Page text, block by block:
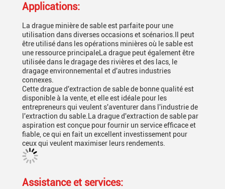
Applications:
La drague minière de sable est parfaite pour une
utilisation dans diverses occasions et scénarios.Il peut
être utilisé dans les opérations minières où le sable est
une ressource principaleLa drague peut également être
utilisée dans le dragage des rivières et des lacs, le
dragage environnemental et d'autres industries
connexes.
Cette drague d'extraction de sable de bonne qualité est
disponible à la vente, et elle est idéale pour les
entrepreneurs qui veulent s'aventurer dans l'industrie de
l'extraction du sable.La drague d'extraction de sable par
aspiration est conçue pour fournir un service efficace et
fiable, ce qui en fait un excellent investissement pour
ceux qui veulent maximiser leurs rendements.
Assistance et services: